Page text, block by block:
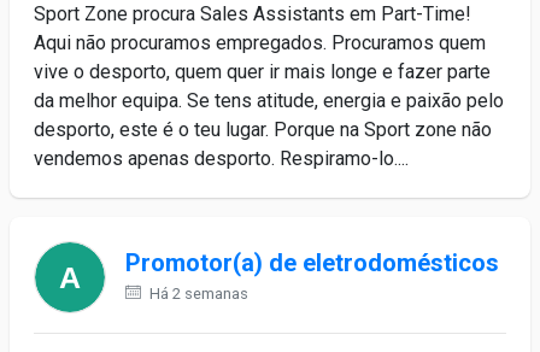
Sport Zone procura Sales Assistants em Part-Time!
Aqui não procuramos empregados. Procuramos quem
vive o desporto, quem quer ir mais longe e fazer parte
da melhor equipa. Se tens atitude, energia e paixão pelo
desporto, este é o teu lugar. Porque na Sport zone não
vendemos apenas desporto. Respiramo-lo....
Promotor(a) de eletrodomésticos
Há 2 semanas